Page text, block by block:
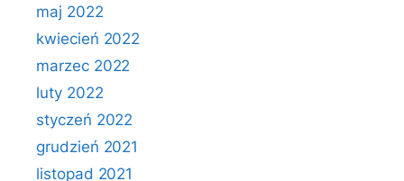
maj 2022
kwiecień 2022
marzec 2022
luty 2022
styczeń 2022
grudzień 2021
listopad 2021